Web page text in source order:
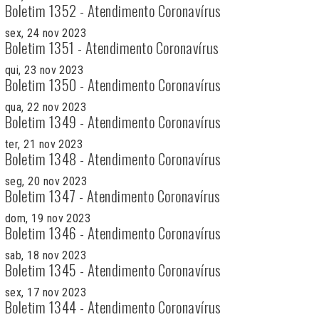
Boletim 1352 - Atendimento Coronavírus
sex, 24 nov 2023
Boletim 1351 - Atendimento Coronavírus
qui, 23 nov 2023
Boletim 1350 - Atendimento Coronavírus
qua, 22 nov 2023
Boletim 1349 - Atendimento Coronavírus
ter, 21 nov 2023
Boletim 1348 - Atendimento Coronavírus
seg, 20 nov 2023
Boletim 1347 - Atendimento Coronavírus
dom, 19 nov 2023
Boletim 1346 - Atendimento Coronavírus
sab, 18 nov 2023
Boletim 1345 - Atendimento Coronavírus
sex, 17 nov 2023
Boletim 1344 - Atendimento Coronavírus